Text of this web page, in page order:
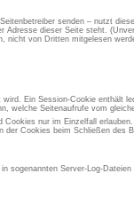
senden – nutzt
dieser Seite steht.
nicht von Dritten mitgelesen
Ein Session-Cookie enthält
welche Seitenaufrufe vom
nur im Einzelfall
Cookies beim Schließen des
sogenannten Server-Log-